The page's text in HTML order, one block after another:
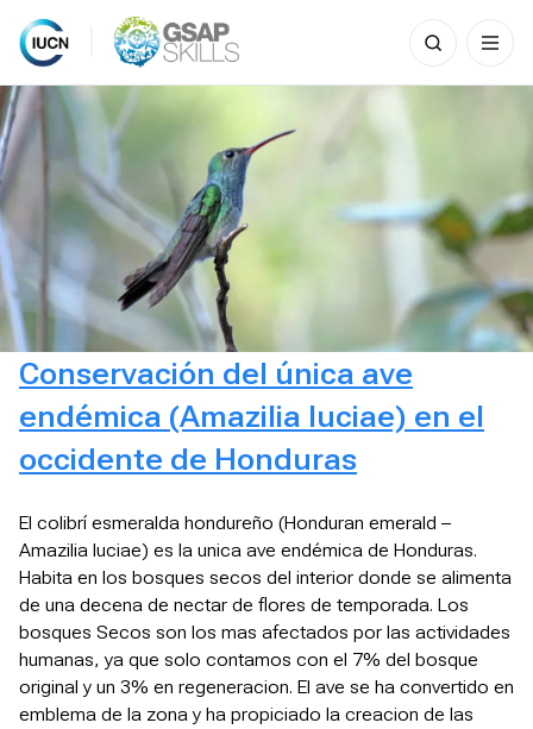
Skip
to
content
Search
for:
Conservación del única ave
endémica (Amazilia luciae) en el
occidente de Honduras
El colibrí esmeralda hondureño (Honduran emerald –
Amazilia luciae) es la unica ave endémica de Honduras.
Habita en los bosques secos del interior donde se alimenta
de una decena de nectar de flores de temporada. Los
bosques Secos son los mas afectados por las actividades
humanas, ya que solo contamos con el 7% del bosque
original y un 3% en regeneracion. El ave se ha convertido en
emblema de la zona y ha propiciado la creacion de las